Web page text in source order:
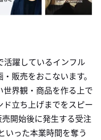
躍しているインフル
販売をおこないます。
界観・商品を作る上で
立ち上げまでをスピー
開始後に発生する受注
いった本業時間を奪う